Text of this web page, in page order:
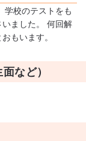
学校のテストをも
ました。 何回解
もいます。
など）